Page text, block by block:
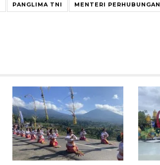
PANGLIMA TNI MENTERI PERHUBUNGAN